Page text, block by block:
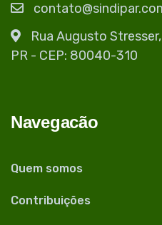
Rua Augusto
PR - CEP: 80040-310
Navegacão
Quem somos
Contribuições